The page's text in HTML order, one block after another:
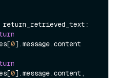
return_retrieved_text:
0].message.content
0].message.content,